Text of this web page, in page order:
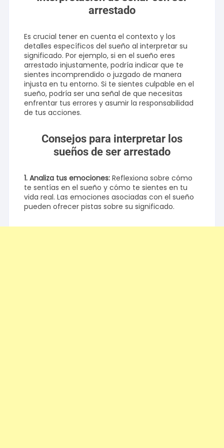
arrestado
Es crucial tener en cuenta el contexto y los
detalles específicos del sueño al interpretar su
significado. Por ejemplo, si en el sueño eres
arrestado injustamente, podría indicar que te
sientes incomprendido o juzgado de manera
injusta en tu entorno. Si te sientes culpable en el
sueño, podría ser una señal de que necesitas
enfrentar tus errores y asumir la responsabilidad
de tus acciones.
Consejos para interpretar los
sueños de ser arrestado
1. Analiza tus emociones: Reflexiona sobre cómo
te sentías en el sueño y cómo te sientes en tu
vida real. Las emociones asociadas con el sueño
pueden ofrecer pistas sobre su significado.